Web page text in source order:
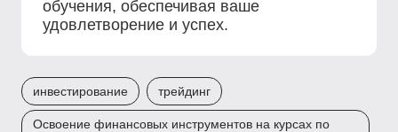
обучения, обеспечивая ваше
удовлетворение и успех.
инвестирование трейдинг
Освоение финансовых инструментов на курсах по